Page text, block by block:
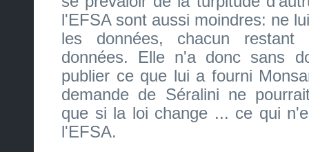
l'EFSA sont aussi moindres: ne
les données, chacun restant
données. Elle n'a donc sans
publier ce que lui a fourni
demande de Séralini ne
que si la loi change ... ce qui
l'EFSA.